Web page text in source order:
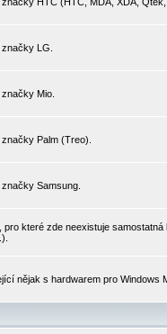
LG.
Mio.
Palm (Treo).
Samsung.
které zde neexistuje
nějak s hardwarem pro Windows